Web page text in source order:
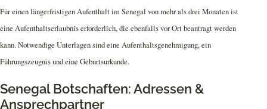
Für einen längerfristigen Aufenthalt im Senegal von mehr als drei Monaten ist
eine Aufenthaltserlaubnis erforderlich, die ebenfalls vor Ort beantragt werden
kann. Notwendige Unterlagen sind eine Aufenthaltsgenehmigung, ein
Führungszeugnis und eine Geburtsurkunde.
Senegal Botschaften: Adressen &
Ansprechpartner